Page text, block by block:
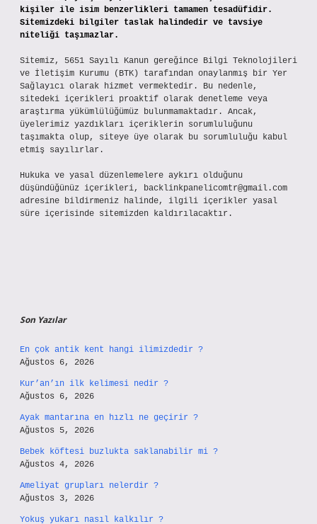
kişiler ile isim benzerlikleri tamamen tesadüfidir.
Sitemizdeki bilgiler taslak halindedir ve tavsiye
niteliği taşımazlar.
Sitemiz, 5651 Sayılı Kanun gereğince Bilgi Teknolojileri
ve İletişim Kurumu (BTK) tarafından onaylanmış bir Yer
Sağlayıcı olarak hizmet vermektedir. Bu nedenle,
sitedeki içerikleri proaktif olarak denetleme veya
araştırma yükümlülüğümüz bulunmamaktadır. Ancak,
üyelerimiz yazdıkları içeriklerin sorumluluğunu
taşımakta olup, siteye üye olarak bu sorumluluğu kabul
etmiş sayılırlar.
Hukuka ve yasal düzenlemelere aykırı olduğunu
düşündüğünüz içerikleri, backlinkpanelicomtr@gmail.com
adresine bildirmeniz halinde, ilgili içerikler yasal
süre içerisinde sitemizden kaldırılacaktır.
Son Yazılar
En çok antik kent hangi ilimizdedir ?
Ağustos 6, 2026
Kur’an’ın ilk kelimesi nedir ?
Ağustos 6, 2026
Ayak mantarına en hızlı ne geçirir ?
Ağustos 5, 2026
Bebek köftesi buzlukta saklanabilir mi ?
Ağustos 4, 2026
Ameliyat grupları nelerdir ?
Ağustos 3, 2026
Yokuş yukarı nasıl kalkılır ?